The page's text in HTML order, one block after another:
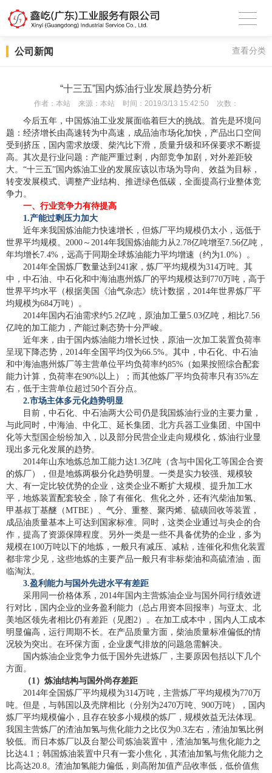
公司新闻 查看分类
“十三五”国内炼油行业发展趋势分析
作者： 本站 来源： 本站 时间： 2019/3/13 15:42:50 次数：
今后五年，中国炼油工业发展面临着巨大的挑战。首先是环境问
题：经济增长由高速转为中高速，成品油市场化加快，产品出口空间
受到挤压，国内需求放缓、柴汽比下滑，质量升级和环保要求不断提
高。其次是行业问题：产能严重过剩，内部竞争加剧，对外差距较
大。“十三五”国内炼油工业的发展应该以市场为导向、效益为目标，
转变发展模式、调整产业结构、推进绿色低碳，全面提高行业整体竞
争力。
一、行业竞争力有待提高
1.产能过剩压力加大
近年来我国炼油能力快速增长，但炼厂平均规模仍太小，远低于
世界平均规模。2000～2014年我国炼油能力从2.78亿吨增至7.56亿吨，
年均增长7.4%，远高于同期全球炼油能力平均增速（约为1.0%）。
2014年全国炼厂数量达到241家，炼厂平均规模为314万吨。其
中，中石油、中石化和中海油惠州炼厂的平均规模达到770万吨，高于
世界平均水平（根据美国《油气杂志》统计数据，2014年世界炼厂平
均规模为684万吨）。
2014年国内石油需求约5.2亿吨，原油加工量5.03亿吨，相比7.56
亿吨的加工能力，产能过剩态势十分严峻。
近年来，由于国内炼油能力增长过快，原油一次加工装置负荷率
呈现下降态势，2014年全国平均仅为66.5%。其中，中石化、中石油
和中海油惠州炼厂等主营单位平均负荷率约85%（如果按照综合配套
能力计算，负荷率在90%以上）；而其他炼厂平均负荷率只有35%左
右，低于主营单位超过50个百分点。
2.市场主体多元化趋势明显
目前，中石化、中石油两大公司仍是我国炼油行业的主要力量，
与此同时，中海油、中化工、延长集团、北方兵器工业集团、中国中
化等大型国企纷纷加入，以及部分民营企业走向规模化，炼油行业显
现出多元化发展的趋势。
2014年山东地炼总加工能力达1.3亿吨（含与中国化工等国企合资
的炼厂），但是地炼两极分化趋势明显。一类是实力较强、规模较
大、有一定比较优势的企业，这类企业不断扩大规模、提升加工水
平，地炼装置配套较全，除了有催化、焦化之外，还有汽柴油加氢、
甲基叔丁基醚（MTBE）、气分、重整、聚丙烯、硫磺回收等装置，
成品油质量基本上可达到国家标准。同时，这类企业通过与央企的合
作，提高了资源保障程度。另外一类是一些不具备优势的企业，多为
规模在100万吨以下的地炼，一般只有减压、减粘，连催化和焦化装置
都非常少见，这些地炼的主要产品一般只有非标柴油和高硫渣油，面
临淘汰。
3.盈利能力与国外先进水平有差距
采用同一价格体系，2014年国内主营炼油企业与国外同行绩效进
行对比，国内企业的业务盈利能力（总占用资本回报率）与亚太、北
美地区领先者相比仍有差距（见图2）。在加工成本中，国内人工成本
明显偏高，运行周期不长。在产品质量方面，柴油质量标准偏低的情
况较为突出。在环保方面，企业废气排放的问题急需解决。
国内炼油企业竞争力低于国外先进炼厂，主要原因包括以下几个
方面。
（1）炼油结构与国外尚存差距
2014年全国炼厂平均规模为314万吨，主营炼厂平均规模为770万
吨。但是，与韩国以及壳牌相比（分别为2470万吨、900万吨），国内
炼厂平均规模偏小，且存在较多小规模的炼厂，规模效益无法体现。
我国主营炼厂的渣油加氢与焦化能力之比仅为0.3左右，渣油加氢比例
较低。而日本炼厂以及台塑公司炼油装置中，渣油加氢与焦化能力之
比达4.1；韩国炼油装置中只有一套小焦化，其渣油加氢与焦化能力之
比高达20.8。渣油加氢能力偏低，则高附加值产品收率低，低价值焦